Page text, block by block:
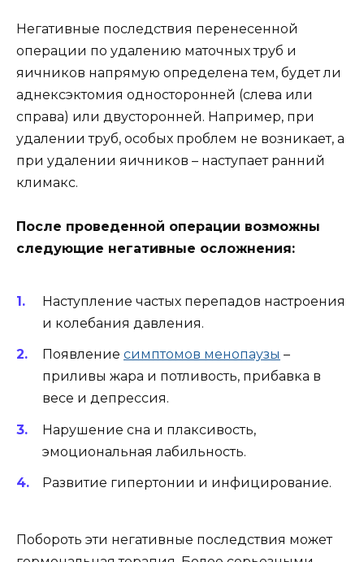
Негативные последствия перенесенной
операции по удалению маточных труб и
яичников напрямую определена тем, будет ли
аднексэктомия односторонней (слева или
справа) или двусторонней. Например, при
удалении труб, особых проблем не возникает, а
при удалении яичников – наступает ранний
климакс.
После проведенной операции возможны
следующие негативные осложнения:
Наступление частых перепадов настроения
и колебания давления.
Появление симптомов менопаузы –
приливы жара и потливость, прибавка в
весе и депрессия.
Нарушение сна и плаксивость,
эмоциональная лабильность.
Развитие гипертонии и инфицирование.
Побороть эти негативные последствия может